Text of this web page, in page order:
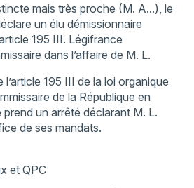
mais très proche (M. A...), le
un élu démissionnaire
195 III. Légifrance
dans l’affaire de M. L.
195 III de la loi organique
de la République en
un arrêté déclarant M. L.
de ses mandats.
et QPC